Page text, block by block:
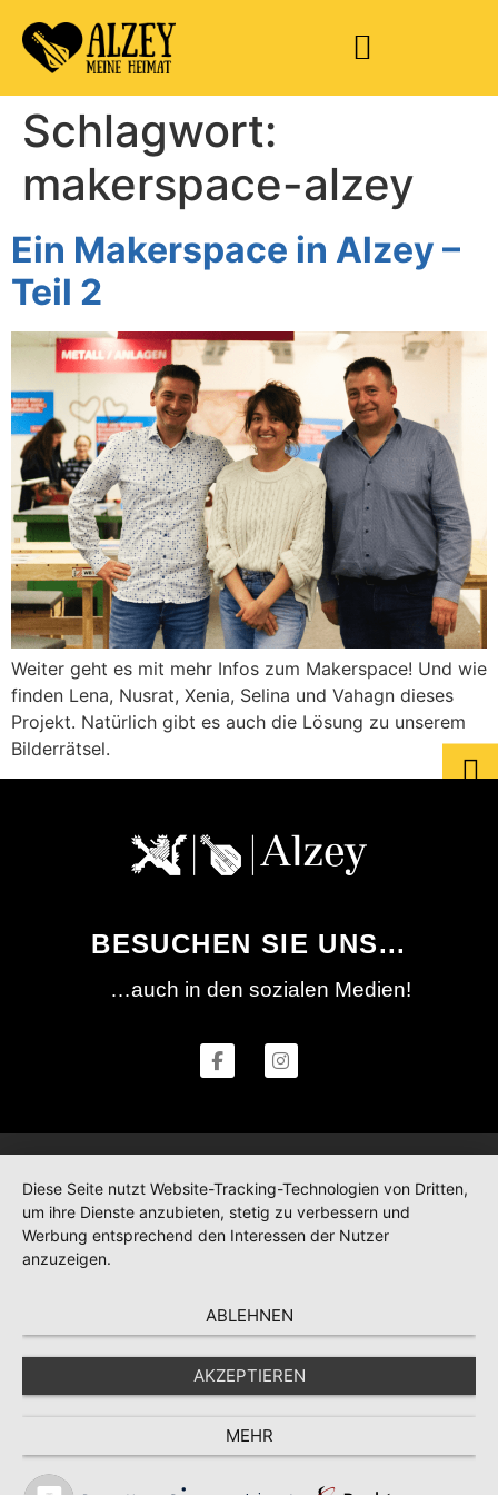
Schlagwort:
makerspace-alzey
Ein Makerspace in Alzey –
Teil 2
Weiter geht es mit mehr Infos zum Makerspace! Und wie
finden Lena, Nusrat, Xenia, Selina und Vahagn dieses
Projekt. Natürlich gibt es auch die Lösung zu unserem
Bilderrätsel.
BESUCHEN SIE UNS...
…auch in den sozialen Medien!
Diese Seite nutzt Website-Tracking-Technologien von Dritten,
um ihre Dienste anzubieten, stetig zu verbessern und
Werbung entsprechend den Interessen der Nutzer
anzuzeigen.
ABLEHNEN
AKZEPTIEREN
MEHR